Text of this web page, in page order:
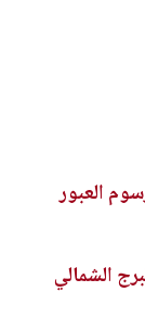
العبور
الشمالي